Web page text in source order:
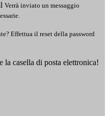
Verrà inviato un messaggio
Effettua il reset della password
casella di posta elettronica!